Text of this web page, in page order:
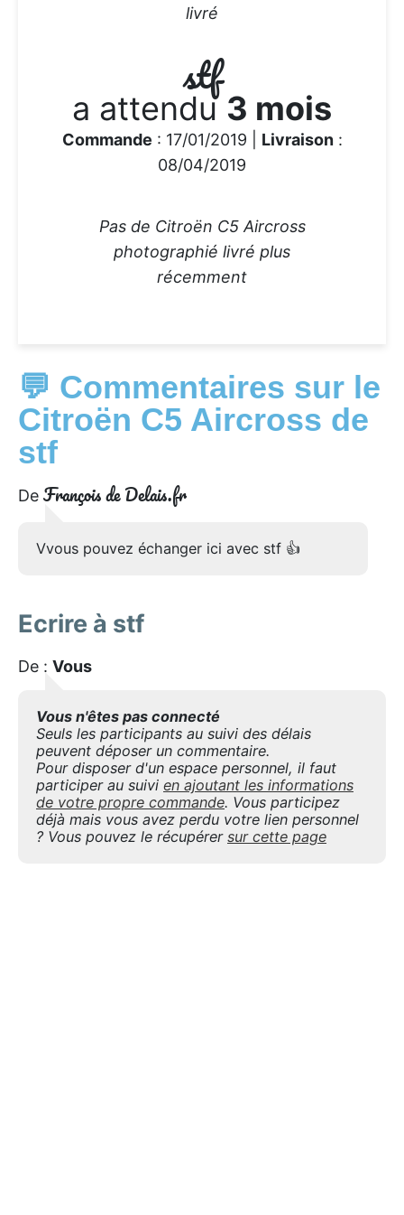
livré
stf
a attendu 3 mois
Commande : 17/01/2019 | Livraison:
08/04/2019
Pas de Citroën C5 Aircross
photographié livré plus
récemment
💬 Commentaires sur le
Citroën C5 Aircross de
stf
De François de Delais.fr
Vvous pouvez échanger ici avec stf 👍
Ecrire à stf
De : Vous
Vous n'êtes pas connecté
Seuls les participants au suivi des délais
peuvent déposer un commentaire.
Pour disposer d'un espace personnel, il faut
participer au suivi en ajoutant les informations
de votre propre commande. Vous participez
déjà mais vous avez perdu votre lien personnel
? Vous pouvez le récupérer sur cette page